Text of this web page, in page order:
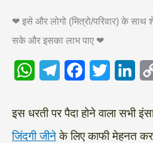
❤ इसे और लोगो (मित्रो/परिवार) के
सके और इसका लाभ पाए ❤
W
a
t
l
e
c
e
i
t
n
k
इस धरती पर पैदा होने वाला सभी
जिंदगी जीनेके लिए काफी मेहनत